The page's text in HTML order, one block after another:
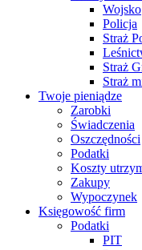
Wojsko
Policja
Straż
Straż
Straż
Twoje pieniądze
Zarobki
Świadczenia
Oszczędności
Podatki
Koszty
Zakupy
Wypoczynek
Księgowość firm
Podatki
PIT